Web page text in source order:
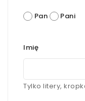
Pan Pani
Imię
Tylko litery,